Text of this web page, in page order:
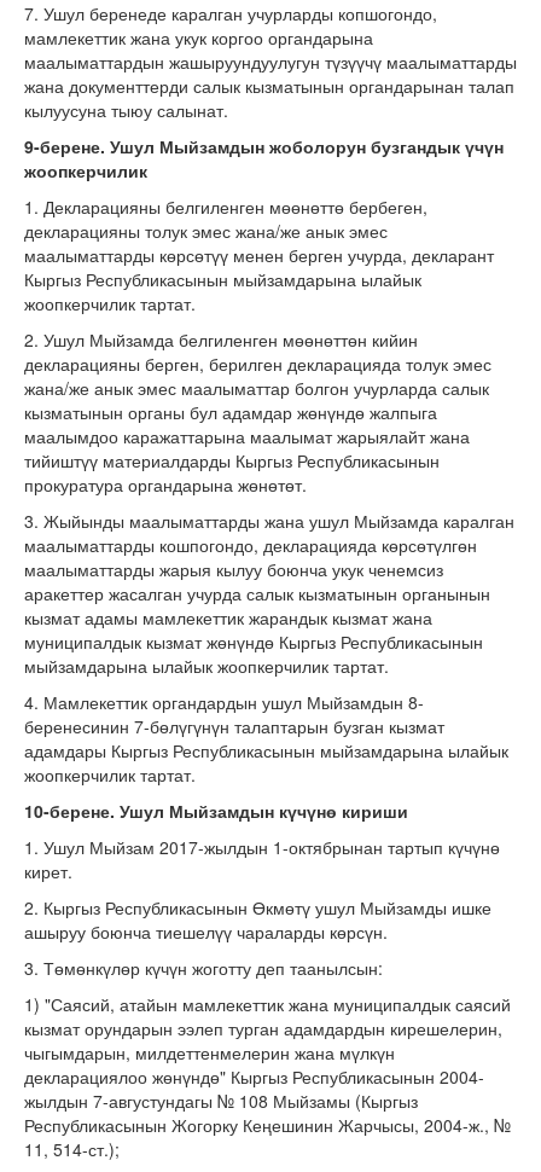
7. Ушул беренеде каралган учурларды копшогондо,
мамлекеттик жана укук коргоо органдарына
маалыматтардын жашыруундуулугун түзүүчү маалыматтарды
жана документтерди салык кызматынын органдарынан талап
кылуусуна тыюу салынат.
9-берене. Ушул Мыйзамдын жоболорун бузгандык үчүн
жоопкерчилик
1. Декларацияны белгиленген мөөнөттө бербеген,
декларацияны толук эмес жана/же анык эмес
маалыматтарды көрсөтүү менен берген учурда, декларант
Кыргыз Республикасынын мыйзамдарына ылайык
жоопкерчилик тартат.
2. Ушул Мыйзамда белгиленген мөөнөттөн кийин
декларацияны берген, берилген декларацияда толук эмес
жана/же анык эмес маалыматтар болгон учурларда салык
кызматынын органы бул адамдар жөнүндө жалпыга
маалымдоо каражаттарына маалымат жарыялайт жана
тийиштүү материалдарды Кыргыз Республикасынын
прокуратура органдарына жөнөтөт.
3. Жыйынды маалыматтарды жана ушул Мыйзамда каралган
маалыматтарды кошпогондо, декларацияда көрсөтүлгөн
маалыматтарды жарыя кылуу боюнча укук ченемсиз
аракеттер жасалган учурда салык кызматынын органынын
кызмат адамы мамлекеттик жарандык кызмат жана
муниципалдык кызмат жөнүндө Кыргыз Республикасынын
мыйзамдарына ылайык жоопкерчилик тартат.
4. Мамлекеттик органдардын ушул Мыйзамдын 8-
беренесинин 7-бөлүгүнүн талаптарын бузган кызмат
адамдары Кыргыз Республикасынын мыйзамдарына ылайык
жоопкерчилик тартат.
10-берене. Ушул Мыйзамдын күчүнө кириши
1. Ушул Мыйзам 2017-жылдын 1-октябрынан тартып күчүнө
кирет.
2. Кыргыз Республикасынын Өкмөтү ушул Мыйзамды ишке
ашыруу боюнча тиешелүү чараларды көрсүн.
3. Төмөнкүлөр күчүн жоготту деп таанылсын:
1) "Саясий, атайын мамлекеттик жана муниципалдык саясий
кызмат орундарын ээлеп турган адамдардын кирешелерин,
чыгымдарын, милдеттенмелерин жана мүлкүн
декларациялоо жөнүндө" Кыргыз Республикасынын 2004-
жылдын 7-августундагы № 108 Мыйзамы (Кыргыз
Республикасынын Жогорку Кеңешинин Жарчысы, 2004-ж., №
11, 514-ст.);